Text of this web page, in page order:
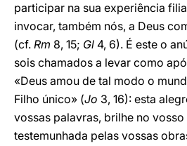
participar na sua experiência
invocar, também nós, a Deus
(cf. Rm 8, 15; Gl 4, 6). É este o
sois chamados a levar como
«Deus amou de tal modo o
Filho único» (Jo 3, 16): esta
vossas palavras, brilhe no vosso
testemunhada pelas vossas